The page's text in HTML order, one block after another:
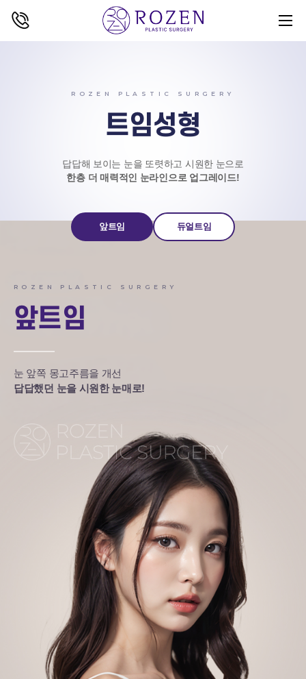
ROZEN PLASTIC SURGERY
트임성형
답답해 보이는 눈을 또렷하고 시원한 눈으로
한층 더 매력적인 눈라인으로 업그레이드!
앞트임 듀얼트임
ROZEN PLASTIC SURGERY
앞트임
눈 앞쪽 몽고주름을 개선
답답했던 눈을 시원한 눈매로!